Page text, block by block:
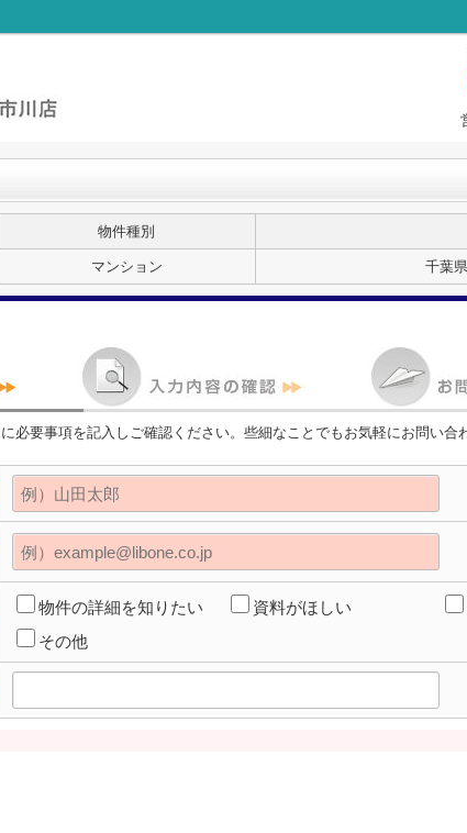
物件種別
マンション 千葉
必要事項を記入しご確認ください。些細なことでもお気軽にお問い合
物件の詳細を知りたい 資料がほしい
その他